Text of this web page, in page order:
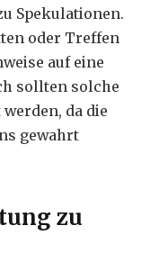
Spekulationen.
oder Treffen
auf eine
sollten solche
da die
gewahrt
zu